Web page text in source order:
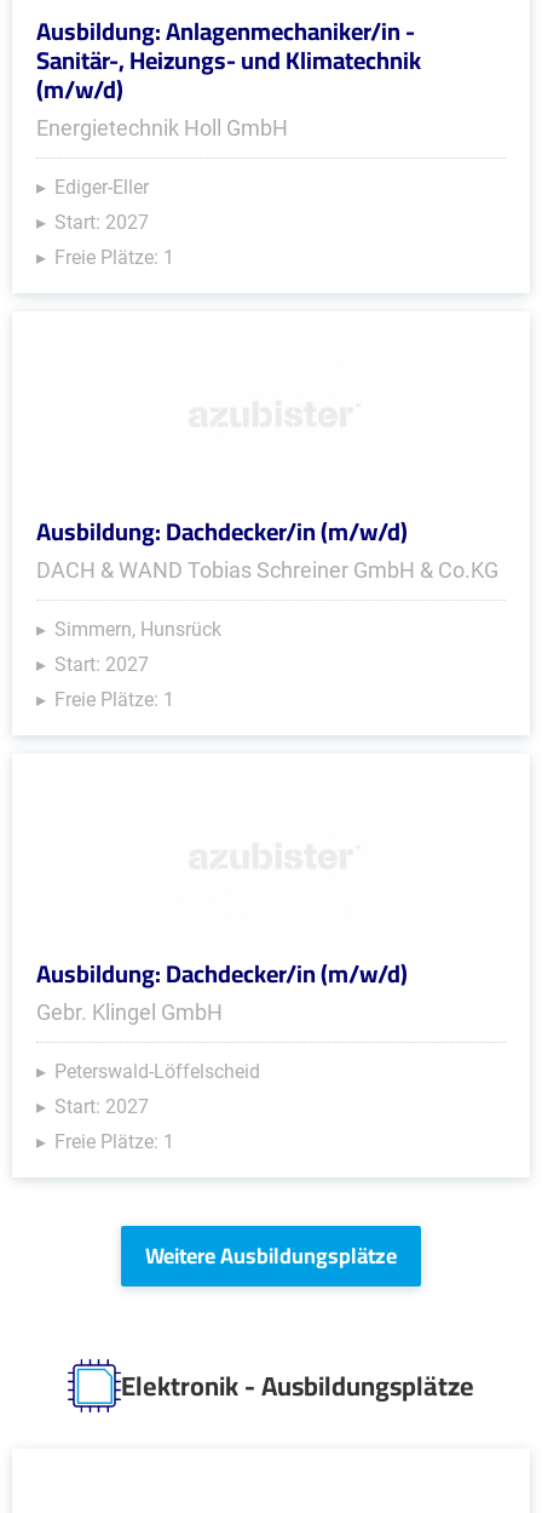
Ausbildung: Anlagenmechaniker/in -
Sanitär-, Heizungs- und Klimatechnik
(m/w/d)
Energietechnik Holl GmbH
Ediger-Eller
Start: 2027
Freie Plätze: 1
Ausbildung: Dachdecker/in (m/w/d)
DACH & WAND Tobias Schreiner GmbH & Co.KG
Simmern, Hunsrück
Start: 2027
Freie Plätze: 1
Ausbildung: Dachdecker/in (m/w/d)
Gebr. Klingel GmbH
Peterswald-Löffelscheid
Start: 2027
Freie Plätze: 1
Weitere Ausbildungsplätze
Elektronik - Ausbildungsplätze